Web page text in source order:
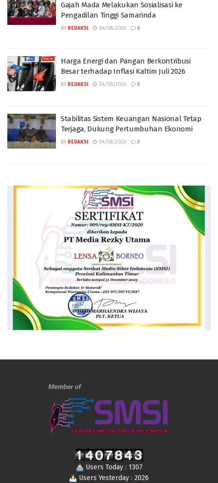
Gajah Mada Melakukan Sosialisasi ke
Pengadilan Tinggi Samarinda
BY REDAKSI 04/08/2026 0
Harga Energi dan Pangan Berkontribusi
Besar terhadap Inflasi Kaltim Juli 2026
BY REDAKSI 04/08/2026 0
Stabilitas Sistem Keuangan Nasional Tetap
Terjaga, Dukung Pertumbuhan Ekonomi
BY REDAKSI 04/08/2026 0
Users Today : 1307
Users Yesterday : 2026